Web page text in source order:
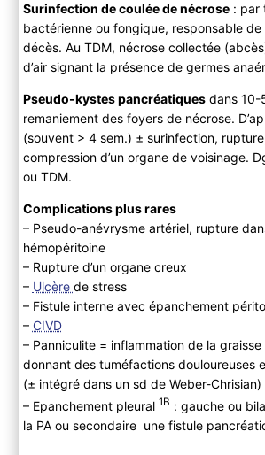
Surinfection de coulée de nécrose: par
bactérienne ou fongique, responsable
décès. Au TDM, nécrose collectée
d’air signant la présence de germes
Pseudo-kystes pancréatiquesdans 10-
remaniement des foyers de nécrose.
(souvent > 4 sem.) ± surinfection,
compression d’un organe de voisinage.
ou TDM.
Complications plus rares
– Pseudo-anévrysme artériel, rupture
hémopéritoine
– Rupture d’un organe creux
– Ulcère de stress
– Fistule interne avec épanchement
– CIVD
– Panniculite = inflammation de la
donnant des tuméfactions douloureuses
(± intégré dans un sd de Weber-Chrisian)
– Epanchement pleural 1B : gauche ou
la PA ou secondaire une fistule